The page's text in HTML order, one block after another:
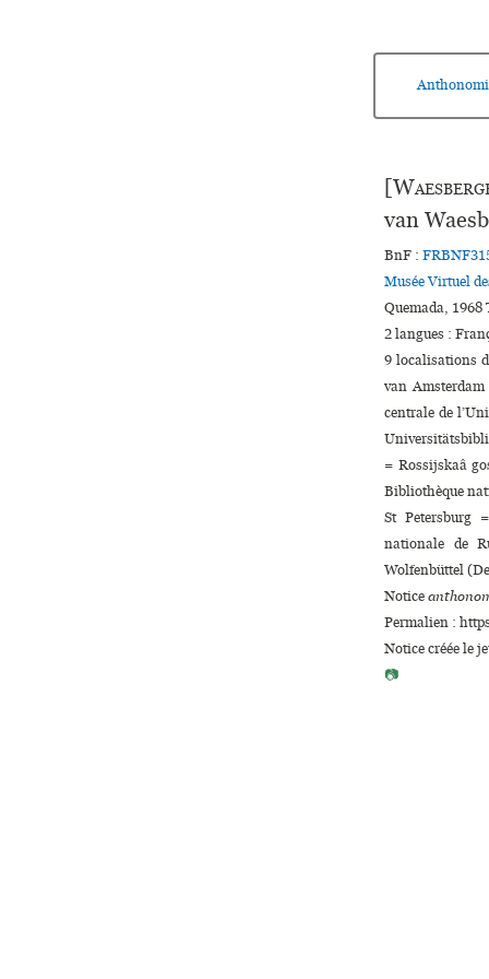
[
van
BnF :
Musée Virtuel
Quemada,
2 langues :
9 localisations
van
centrale de
= Rossijskaâ
Bibliothèque
St Petersburg
nationale de
Wolfenbüttel
Notice
Permalien :
Notice créée le
📷